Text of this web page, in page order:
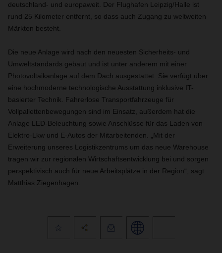
deutschland- und europaweit. Der Flughafen Leipzig/Halle ist
rund 25 Kilometer entfernt, so dass auch Zugang zu weltweiten
Märkten besteht.
Die neue Anlage wird nach den neuesten Sicherheits- und
Umweltstandards gebaut und ist unter anderem mit einer
Photovoltaikanlage auf dem Dach ausgestattet. Sie verfügt über
eine hochmoderne technologische Ausstattung inklusive IT-
basierter Technik. Fahrerlose Transportfahrzeuge für
Vollpallettenbewegungen sind im Einsatz, außerdem hat die
Anlage LED-Beleuchtung sowie Anschlüsse für das Laden von
Elektro-Lkw und E-Autos der Mitarbeitenden. „Mit der
Erweiterung unseres Logistikzentrums um das neue Warehouse
tragen wir zur regionalen Wirtschaftsentwicklung bei und sorgen
perspektivisch auch für neue Arbeitsplätze in der Region“, sagt
Matthias Ziegenhagen.